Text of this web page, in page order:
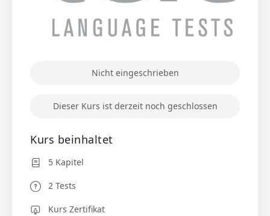
Nicht eingeschrieben
Dieser Kurs ist derzeit noch geschlossen
Kurs beinhaltet
5 Kapitel
2 Tests
Kurs Zertifikat